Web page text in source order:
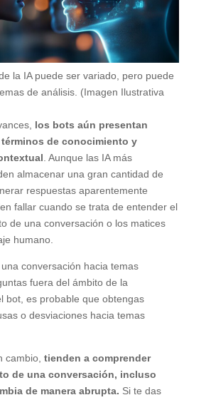
la IA puede ser variado, pero puede
de análisis. (Imagen Ilustrativa
los bots aún presentan
de conocimiento y
. Aunque las IA más
almacenar una gran cantidad de
respuestas aparentemente
fallar cuando se trata de entender el
de una conversación o los matices
humano.
conversación hacia temas
fuera del ámbito de la
bot, es probable que obtengas
o desviaciones hacia temas
cambio, tienden a comprender
de una conversación, incluso
de manera abrupta. Si te das